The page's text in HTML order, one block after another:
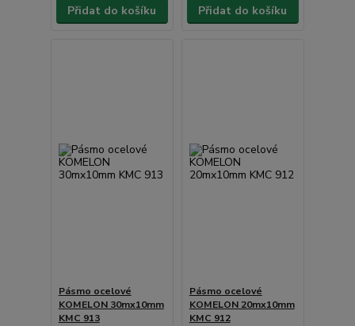
Přidat do košíku Přidat do košíku
Pásmo ocelové
KOMELON 30mx10mm
KMC 913
Pásmo ocelové
KOMELON 20mx10mm
KMC 912